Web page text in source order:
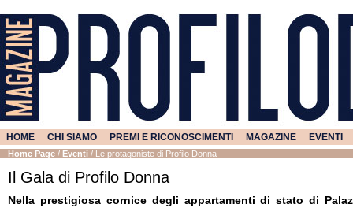
HOME CHI SIAMO PREMI E RICONOSCIMENTI MAGAZINE EVENTI
Home Page / Eventi / Le protagoniste di Profilo Donna
Il Gala di Profilo Donna
Nella prestigiosa cornice degli appartamenti di stato di